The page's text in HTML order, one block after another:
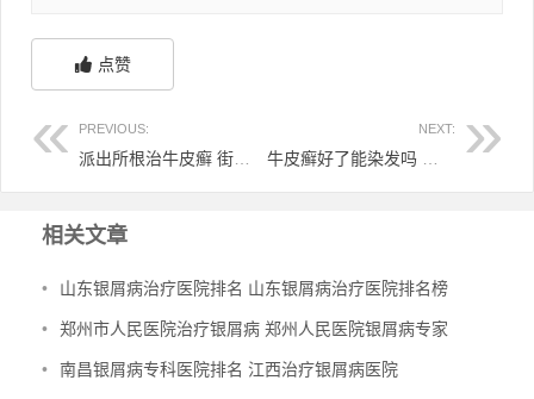
点赞
PREVIOUS: NEXT:
相关文章
• 山东银屑病治疗医院排名 山东银屑病治疗医院排名榜
• 郑州市人民医院治疗银屑病 郑州人民医院银屑病专家
• 南昌银屑病专科医院排名 江西治疗银屑病医院